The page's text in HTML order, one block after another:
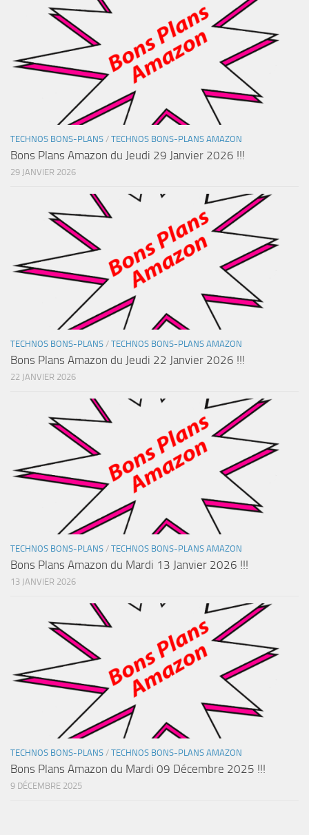
TECHNOS BONS-PLANS / TECHNOS BONS-PLANS AMAZON
Bons Plans Amazon du Jeudi 29 Janvier 2026 !!!
29 JANVIER 2026
TECHNOS BONS-PLANS / TECHNOS BONS-PLANS AMAZON
Bons Plans Amazon du Jeudi 22 Janvier 2026 !!!
22 JANVIER 2026
TECHNOS BONS-PLANS / TECHNOS BONS-PLANS AMAZON
Bons Plans Amazon du Mardi 13 Janvier 2026 !!!
13 JANVIER 2026
TECHNOS BONS-PLANS / TECHNOS BONS-PLANS AMAZON
Bons Plans Amazon du Mardi 09 Décembre 2025 !!!
9 DÉCEMBRE 2025